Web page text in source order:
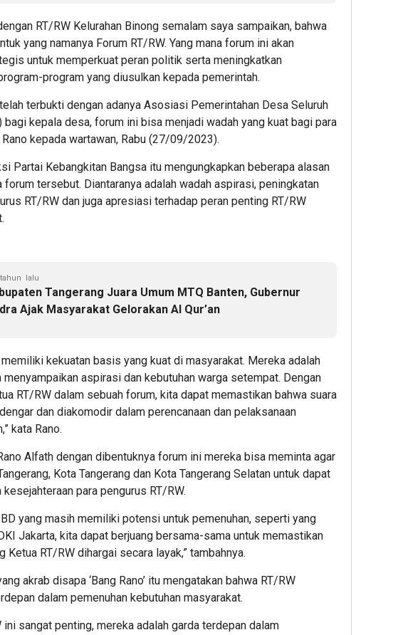
RT/RW Kelurahan Binong semalam saya sampaikan, bahwa
yang namanya Forum RT/RW. Yang mana forum ini akan
untuk memperkuat peran politik serta meningkatkan
program yang diusulkan kepada pemerintah.
terbukti dengan adanya Asosiasi Pemerintahan Desa Seluruh
bagi kepala desa, forum ini bisa menjadi wadah yang kuat bagi para
Rano kepada wartawan, Rabu (27/09/2023).
Partai Kebangkitan Bangsa itu mengungkapkan beberapa alasan
tersebut. Diantaranya adalah wadah aspirasi, peningkatan
RT/RW dan juga apresiasi terhadap peran penting RT/RW
tahun lalu
Tangerang Juara Umum MTQ Banten, Gubernur
Ajak Masyarakat Gelorakan Al Qur’an
memiliki kekuatan basis yang kuat di masyarakat. Mereka adalah
menyampaikan aspirasi dan kebutuhan warga setempat. Dengan
RT/RW dalam sebuah forum, kita dapat memastikan bahwa suara
dan diakomodir dalam perencanaan dan pelaksanaan
kata Rano.
Alfath dengan dibentuknya forum ini mereka bisa meminta agar
Kota Tangerang dan Kota Tangerang Selatan untuk dapat
para pengurus RT/RW.
yang masih memiliki potensi untuk pemenuhan, seperti yang
Jakarta, kita dapat berjuang bersama-sama untuk memastikan
Ketua RT/RW dihargai secara layak,” tambahnya.
akrab disapa ‘Bang Rano’ itu mengatakan bahwa RT/RW
dalam pemenuhan kebutuhan masyarakat.
ini sangat penting, mereka adalah garda terdepan dalam